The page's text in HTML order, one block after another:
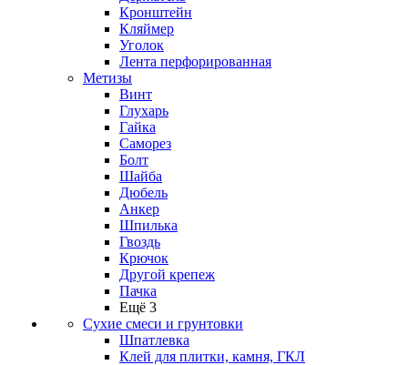
Кронштейн
Кляймер
Уголок
Лента перфорированная
Метизы
Винт
Глухарь
Гайка
Саморез
Болт
Шайба
Дюбель
Анкер
Шпилька
Гвоздь
Крючок
Другой крепеж
Пачка
Ещё 3
Сухие смеси и грунтовки
Шпатлевка
Клей для плитки, камня, ГКЛ